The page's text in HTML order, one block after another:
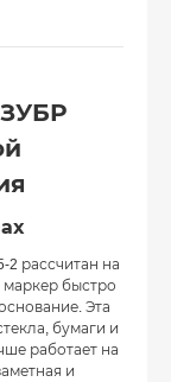
рассчитан на
маркер быстро
Эта
бумаги и
работает на
и